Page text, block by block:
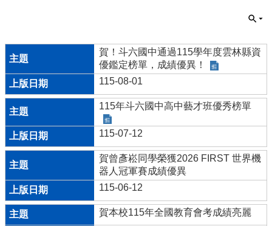
測
驗
新
生
資
訊
及
總
量
管
制
辦
法
賀！斗六國中通過115學年度雲林縣資
優鑑定榜單，成績優異！
115-08-01
115年斗六國中高中藝才班優秀榜單
115-07-12
賀曾彥崧同學榮獲2026 FIRST 世界機
器人冠軍賽成績優異
115-06-12
賀本校115年全國教育會考成績亮麗